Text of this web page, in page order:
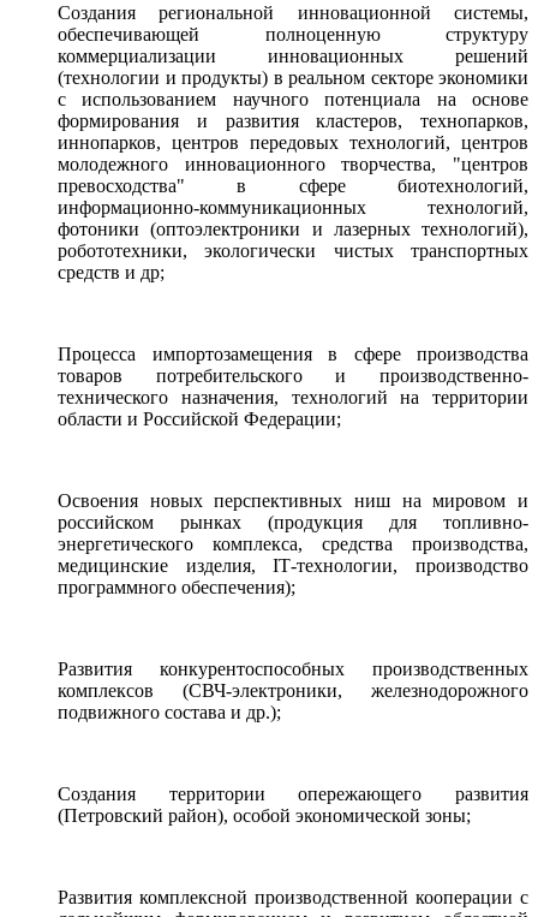
Создания региональной инновационной системы,
обеспечивающей полноценную структуру
коммерциализации инновационных решений
(технологии и продукты) в реальном секторе экономики
с использованием научного потенциала на основе
формирования и развития кластеров, технопарков,
иннопарков, центров передовых технологий, центров
молодежного инновационного творчества, "центров
превосходства" в сфере биотехнологий,
информационно-коммуникационных технологий,
фотоники (оптоэлектроники и лазерных технологий),
робототехники, экологически чистых транспортных
средств и др;
Процесса импортозамещения в сфере производства
товаров потребительского и производственно-
технического назначения, технологий на территории
области и Российской Федерации;
Освоения новых перспективных ниш на мировом и
российском рынках (продукция для топливно-
энергетического комплекса, средства производства,
медицинские изделия, IТ-технологии, производство
программного обеспечения);
Развития конкурентоспособных производственных
комплексов (СВЧ-электроники, железнодорожного
подвижного состава и др.);
Создания территории опережающего развития
(Петровский район), особой экономической зоны;
Развития комплексной производственной кооперации с